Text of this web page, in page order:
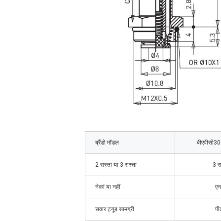
ब्रैंडो मॉडल
2 रास्ता या 3 रास्ता 3
नेकां या नहीं
सवार ट्यूब सामग्री